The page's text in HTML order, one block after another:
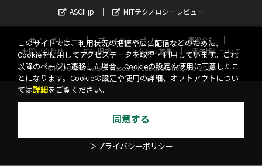
ASCII.jp
MITテクノロジーレビュー
サイトポリシー プライバシーポリシー
運営会社
お問い合わせ
広告掲載 スタッフ募集
電子版について
©KADOKAWA ASCII Research Laboratories, Inc. 2026
このサイトでは、利用状況の把握や広告配信などのために、
Cookieを使用してアクセスデータを取得・利用しています。これ
以降のページに遷移した場合、Cookieの設定や使用に同意したこ
とになります。Cookieの設定や使用の詳細、オプトアウトについ
ては詳細 をご覧ください。
同意する
＞プライバシーポリシー